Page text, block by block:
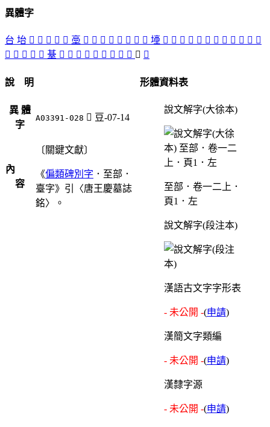
異體字
台 坮 󴸍 𡋛 𡌬 𡌫 󴸋 㙜 󴷺 𡐉 󴸉 󴷵 󴷹 󴸃 󴸄 󴷽 㙵 󴸏 󴸌 󴸊 󴸑 󴸗 󴸂 󴸖 󴷻 󴸇 󴸔 𦤼 󴸀
󴸎 󴸈 󴸕 󴷿 󴸓 䑓 󴸆 󴷶 󴷷 󴸐 󴷸 󴸒 𡔼 󴷾 󴷼 󴸁 󴸅
說 明
異 體
字
A03391-028 󴸁 豆-07-14
內
容
〔關鍵文獻〕
《偏類碑別字 ．至部．
臺字》引〈唐王慶墓誌
銘〉。
形體資料表
說文解字(大徐本)
至部．卷一二上．
頁1．左
說文解字(段注本)
漢語古文字字形表
- 未公開 -(申請)
漢簡文字類編
- 未公開 -(申請)
漢隸字源
- 未公開 -(申請)